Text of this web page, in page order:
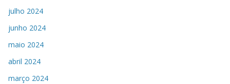
julho 2024
junho 2024
maio 2024
abril 2024
março 2024